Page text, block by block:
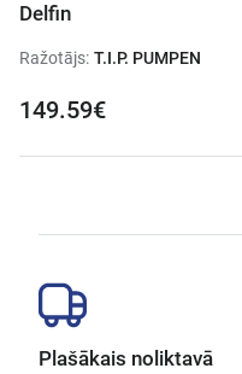
Delfin
Ražotājs: T.I.P. PUMPEN
149.59€
Plašākais noliktavā